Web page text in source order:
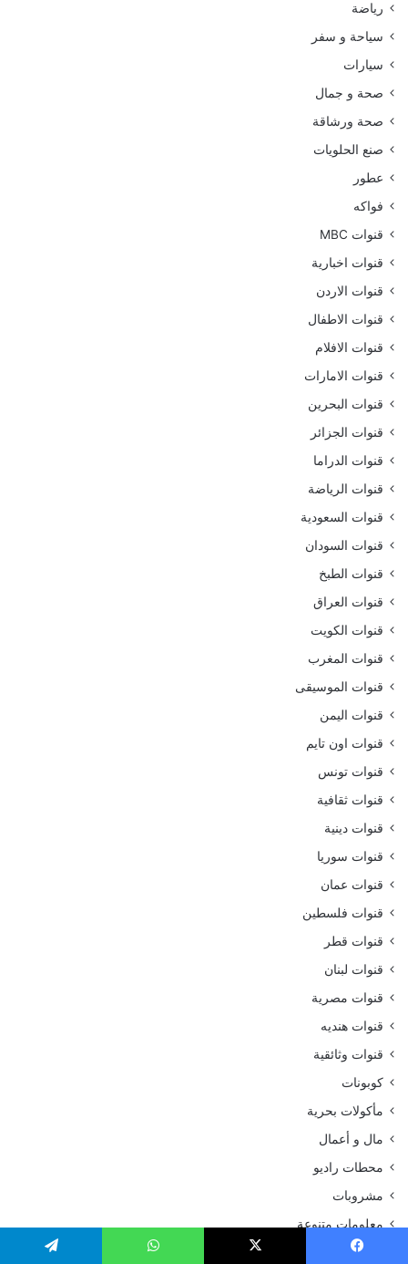
رياضة
سياحة و سفر
سيارات
صحة و جمال
صحة ورشاقة
صنع الحلويات
عطور
فواكه
قنوات MBC
قنوات اخبارية
قنوات الاردن
قنوات الاطفال
قنوات الافلام
قنوات الامارات
قنوات البحرين
قنوات الجزائر
قنوات الدراما
قنوات الرياضة
قنوات السعودية
قنوات السودان
قنوات الطبخ
قنوات العراق
قنوات الكويت
قنوات المغرب
قنوات الموسيقى
قنوات اليمن
قنوات اون تايم
قنوات تونس
قنوات ثقافية
قنوات دينية
قنوات سوريا
قنوات عمان
قنوات فلسطين
قنوات قطر
قنوات لبنان
قنوات مصرية
قنوات هنديه
قنوات وثائقية
كوبونات
مأكولات بحرية
مال و أعمال
محطات راديو
مشروبات
معلومات متنوعة
منوعات